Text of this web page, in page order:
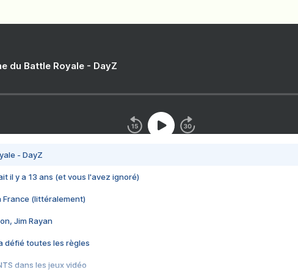
du Battle Royale - DayZ
- DayZ
il y a 13 ans (et vous l'avez ignoré)
France (littéralement)
Jim Rayan
défié toutes les règles
dans les jeux vidéo